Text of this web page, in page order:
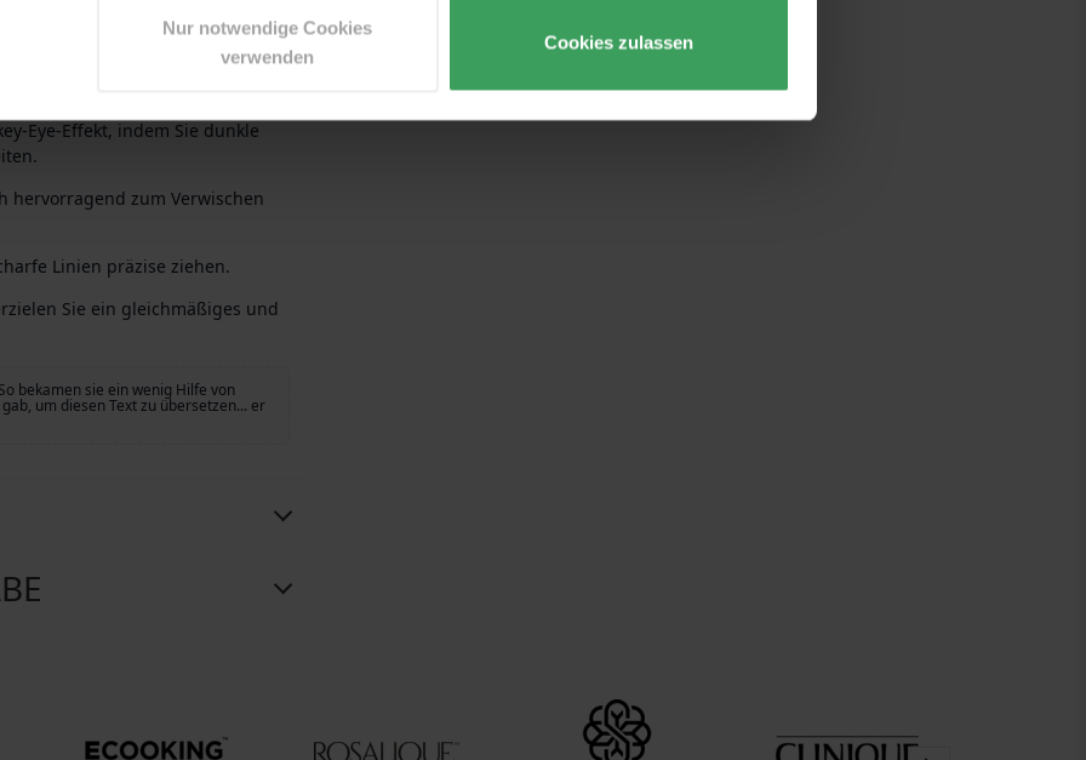
Nur notwendige Cookies
verwenden
Cookies zulassen
vollen, dichten
Eye-Effekt, indem Sie dunkle
hervorragend zum Verwischen
Linien präzise ziehen.
Sie ein gleichmäßiges und
bekamen sie ein wenig Hilfe von
um diesen Text zu übersetzen... er